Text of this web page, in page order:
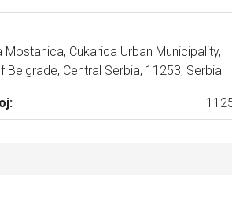
Mostanica, Cukarica Urban Municipality,
Belgrade, Central Serbia, 11253, Serbia